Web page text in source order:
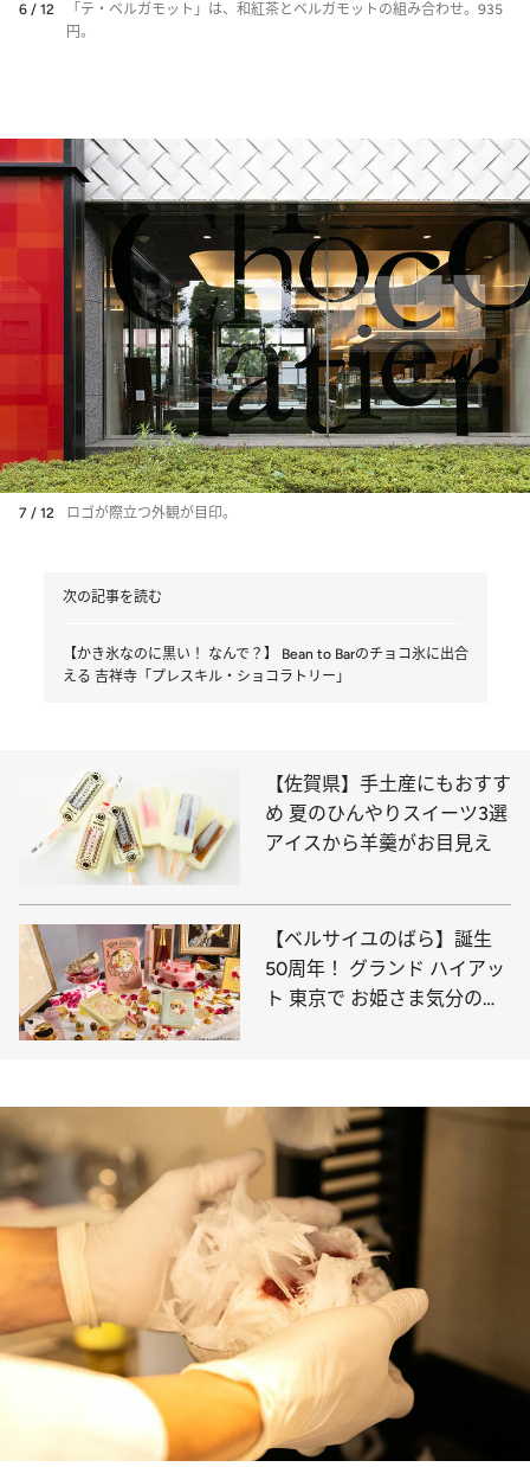
6 / 12
「テ・ベルガモット」は、和紅茶とベルガモットの組み合わせ。935
円。
7 / 12 ロゴが際立つ外観が目印。
次の記事を読む
【かき氷なのに黒い！ なんで？】 Bean to Barのチョコ氷に出合
える 吉祥寺「プレスキル・ショコラトリー」
【佐賀県】手土産にもおすす
め 夏のひんやりスイーツ3選
アイスから羊羹がお目見え
【ベルサイユのばら】誕生
50周年！ グランド ハイアッ
ト 東京で お姫さま気分のア